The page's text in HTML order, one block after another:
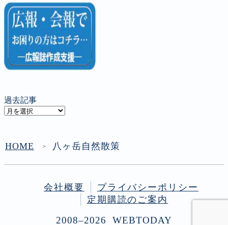
過去記事
過
事
HOME ＞ 八ヶ岳自然散策
会社概要
プライバシーポリシー
定期購読のご案内
2008–2026 WEBTODAY